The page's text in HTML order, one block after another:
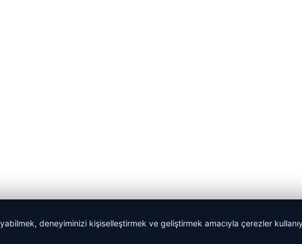
deneyiminizi kişiselleştirmek ve geliştirmek amacıyla çerezler